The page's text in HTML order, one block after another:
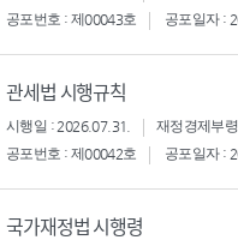
공포번호 : 제00043호
공포일자 :
관세법 시행규칙
시행일 : 2026.07.31.
재정경제부령
공포번호 : 제00042호
공포일자 :
국가재정법 시행령